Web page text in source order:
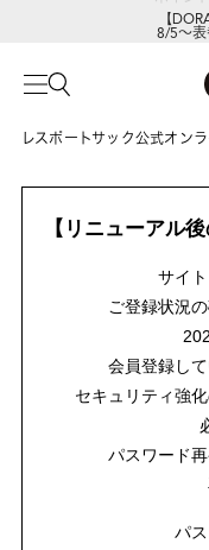
【
8/5～表
レスポートサック公式オン
【リニューアル
サイ
ご登録状況
会員登録し
セキュリティ強
パスワード
パ